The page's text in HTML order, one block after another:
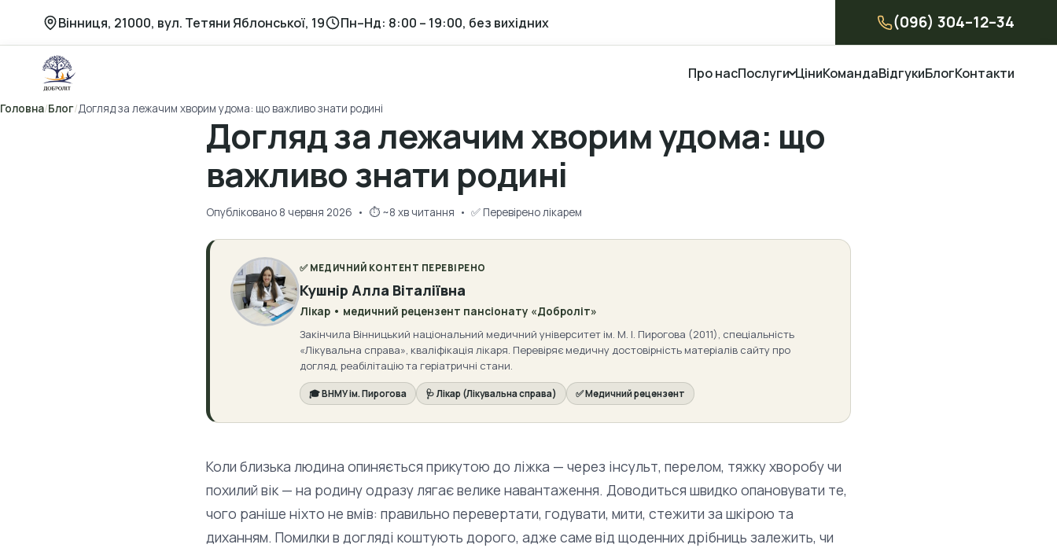
вмісту
Вінниця, 21000, вул. Тетяни Яблонської, 19 Пн–Нд: 8:00 – 19:00, без вихідних (096) 304–12–34
Про насПослуги ЦіниКомандаВідгукиБлогКонтакти
Головна/Блог/Догляд за лежачим хворим удома: що важливо знати родині
Догляд за лежачим хворим удома: що
важливо знати родині
Опубліковано 8 червня 2026 • ⏱ ~8 хв читання • ✅ Перевірено лікарем
✅ МЕДИЧНИЙ КОНТЕНТ ПЕРЕВІРЕНО
Кушнір Алла Віталіївна
Лікар • медичний рецензент пансіонату «Доброліт»
Закінчила Вінницький національний медичний університет ім. М. І. Пирогова (2011), спеціальність
«Лікувальна справа», кваліфікація лікаря. Перевіряє медичну достовірність матеріалів сайту про
догляд, реабілітацію та геріатричні стани.
🎓 ВНМУ ім. Пирогова 🩺 Лікар (Лікувальна справа) ✅ Медичний рецензент
Коли близька людина опиняється прикутою до ліжка — через інсульт, перелом, тяжку хворобу чи
похилий вік — на родину одразу лягає велике навантаження. Доводиться швидко опановувати те,
чого раніше ніхто не вмів: правильно перевертати, годувати, мити, стежити за шкірою та
диханням. Помилки в догляді коштують дорого, адже саме від щоденних дрібниць залежить, чи